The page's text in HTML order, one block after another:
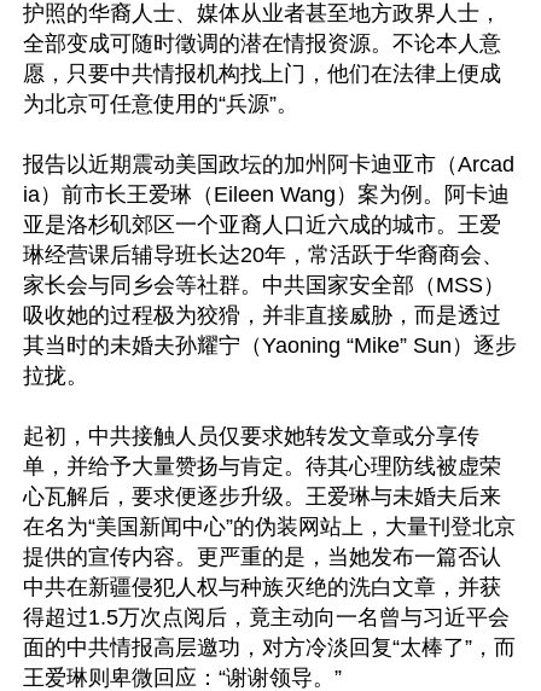
护照的华裔人士、媒体从业者甚至地方政界人士，
全部变成可随时徵调的潜在情报资源。不论本人意
愿，只要中共情报机构找上门，他们在法律上便成
为北京可任意使用的“兵源”。
报告以近期震动美国政坛的加州阿卡迪亚市（Arcad
ia）前市长王爱琳（Eileen Wang）案为例。阿卡迪
亚是洛杉矶郊区一个亚裔人口近六成的城市。王爱
琳经营课后辅导班长达20年，常活跃于华裔商会、
家长会与同乡会等社群。中共国家安全部（MSS）
吸收她的过程极为狡猾，并非直接威胁，而是透过
其当时的未婚夫孙耀宁（Yaoning “Mike” Sun）逐步
拉拢。
起初，中共接触人员仅要求她转发文章或分享传
单，并给予大量赞扬与肯定。待其心理防线被虚荣
心瓦解后，要求便逐步升级。王爱琳与未婚夫后来
在名为“美国新闻中心”的伪装网站上，大量刊登北京
提供的宣传内容。更严重的是，当她发布一篇否认
中共在新疆侵犯人权与种族灭绝的洗白文章，并获
得超过1.5万次点阅后，竟主动向一名曾与习近平会
面的中共情报高层邀功，对方冷淡回复“太棒了”，而
王爱琳则卑微回应：“谢谢领导。”